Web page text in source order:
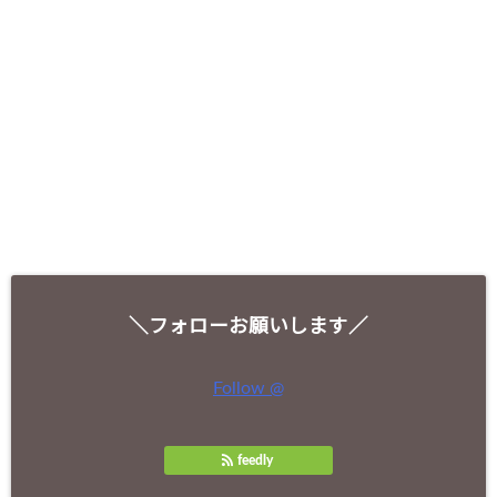
＼フォローお願いします／
Follow @
feedly